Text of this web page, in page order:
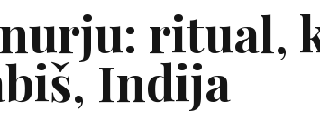
ritual,
Indija